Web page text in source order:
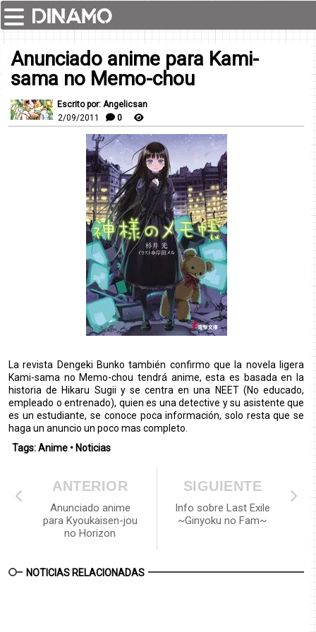
Anunciado anime para Kami-
sama no Memo-chou
Escrito por: Angelicsan
2/09/2011
0
La revista Dengeki Bunko también confirmo que la novela ligera
Kami-sama no Memo-chou tendrá anime, esta es basada en la
historia de Hikaru Sugii y se centra en una NEET (No educado,
empleado o entrenado), quien es una detective y su asistente que
es un estudiante, se conoce poca información, solo resta que se
haga un anuncio un poco mas completo.
Tags:Anime • Noticias
SIGUIENTE
Info sobre Last Exile
~Ginyoku no Fam~
ANTERIOR
Anunciado anime
para Kyoukaisen-jou
no Horizon
NOTICIAS RELACIONADAS